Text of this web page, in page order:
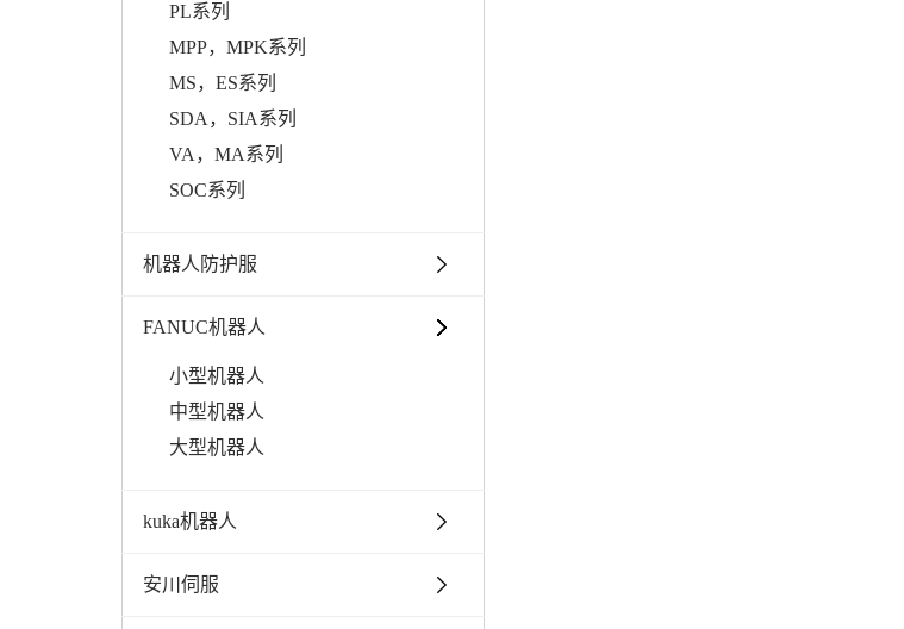
PL系列
MPP，MPK系列
MS，ES系列
SDA，SIA系列
VA，MA系列
SOC系列
机器人防护服
FANUC机器人
小型机器人
中型机器人
大型机器人
kuka机器人
安川伺服